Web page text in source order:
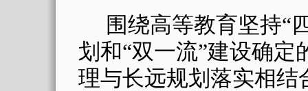
围绕高等教育坚持“
划和“双一流”建设确定
理与长远规划落实相结